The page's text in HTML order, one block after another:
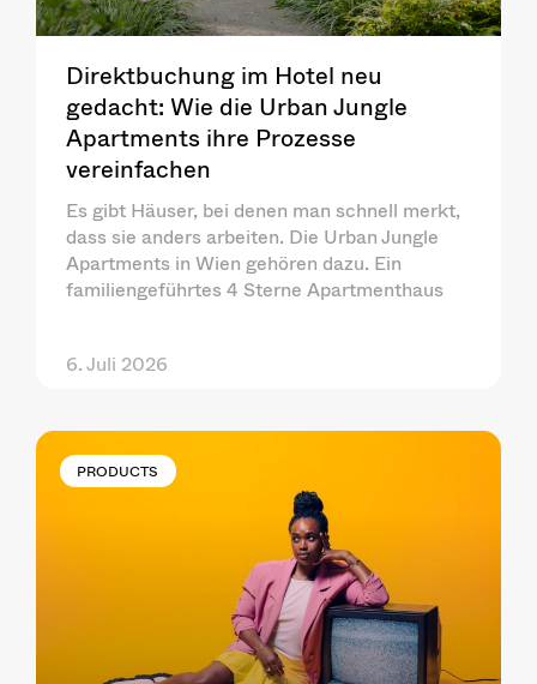
Direktbuchung im Hotel neu
gedacht: Wie die Urban Jungle
Apartments ihre Prozesse
vereinfachen
Es gibt Häuser, bei denen man schnell merkt,
dass sie anders arbeiten. Die Urban Jungle
Apartments in Wien gehören dazu. Ein
familiengeführtes 4 Sterne Apartmenthaus
6. Juli 2026
PRODUCTS